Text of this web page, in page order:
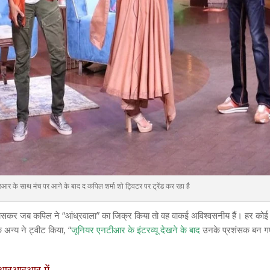
के साथ मंच पर आने के बाद द कपिल शर्मा शो ट्विटर पर ट्रेंड कर रहा है
जब कपिल ने “आंध्रवाला” का जिक्र किया तो वह वाकई अविश्वसनीय हैं। हर
ने ट्वीट किया, “जूनियर एनटीआर के इंटरव्यू देखने के बाद उनके प्रशंसक बन